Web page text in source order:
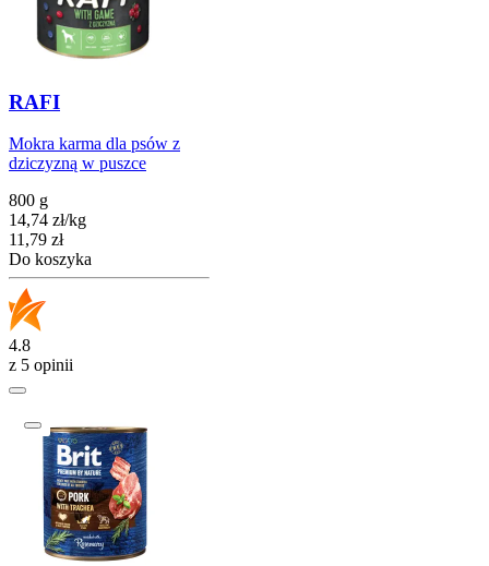
RAFI
Mokra karma dla psów z
dziczyzną w puszce
800 g
14,74 zł/kg
Cena
11,79 zł
Do koszyka
4.8
z 5 opinii